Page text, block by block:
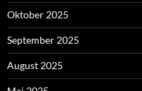
Oktober 2025
September 2025
August 2025